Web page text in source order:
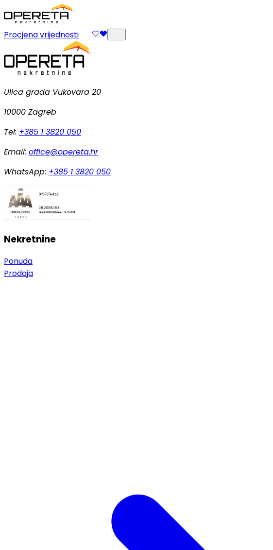
Procjena vrijednosti
Ulica grada Vukovara 20
10000 Zagreb
Tel: +385 1 3820 050
Email: office@opereta.hr
WhatsApp: +385 1 3820 050
Nekretnine
Ponuda
Prodaja